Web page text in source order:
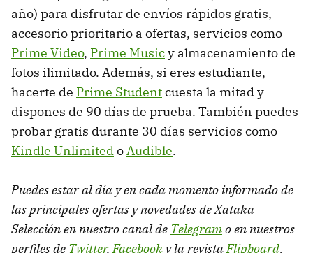
año) para disfrutar de envíos rápidos gratis,
accesorio prioritario a ofertas, servicios como
Prime Video, Prime Musicy almacenamiento de
fotos ilimitado. Además, si eres estudiante,
hacerte de Prime Studentcuesta la mitad y
dispones de 90 días de prueba. También puedes
probar gratis durante 30 días servicios como
Kindle UnlimitedoAudible.
Puedes estar al día y en cada momento informado de
las principales ofertas y novedades de Xataka
Selección en nuestro canal de Telegramo en nuestros
perfiles de Twitter,Facebook y la revistaFlipboard.